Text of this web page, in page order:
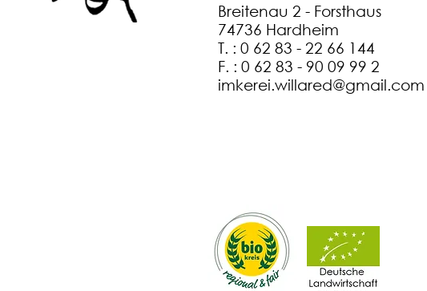
Breitenau 2 - Forsthaus
74736 Hardheim
T. : 0 62 83 - 22 66 144
F. : 0 62 83 - 90 09 99 2
imkerei.willared@gmail.com